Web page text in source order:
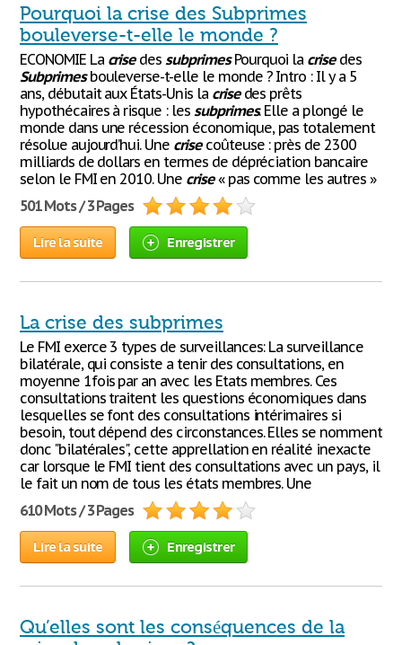
Pourquoi la crise des Subprimes
bouleverse-t-elle le monde ?
ECONOMIE La crisedessubprimesPourquoi la crisedes
Subprimesbouleverse-t-elle le monde ? Intro : Il y a 5
ans, débutait aux États-Unis la crisedes prêts
hypothécaires à risque : les subprimes. Elle a plongé le
monde dans une récession économique, pas totalement
résolue aujourd’hui. Une crisecoûteuse : près de 2300
milliards de dollars en termes de dépréciation bancaire
selon le FMI en 2010. Une crise« pas comme les autres »
501 Mots / 3 Pages
Lire la suite Enregistrer
La crise des subprimes
Le FMI exerce 3 types de surveillances: La surveillance
bilatérale, qui consiste a tenir des consultations, en
moyenne 1fois par an avec les Etats membres. Ces
consultations traitent les questions économiques dans
lesquelles se font des consultations intérimaires si
besoin, tout dépend des circonstances. Elles se nomment
donc "bilatérales", cette apprellation en réalité inexacte
car lorsque le FMI tient des consultations avec un pays, il
le fait un nom de tous les états membres. Une
610 Mots / 3 Pages
Lire la suite Enregistrer
Qu’elles sont les conséquences de la